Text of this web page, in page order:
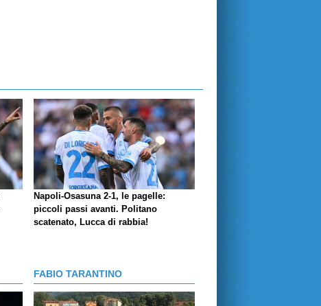
Napoli-Osasuna 2-1, le pagelle:
piccoli passi avanti. Politano
scatenato, Lucca di rabbia!
FABIO TARANTINO